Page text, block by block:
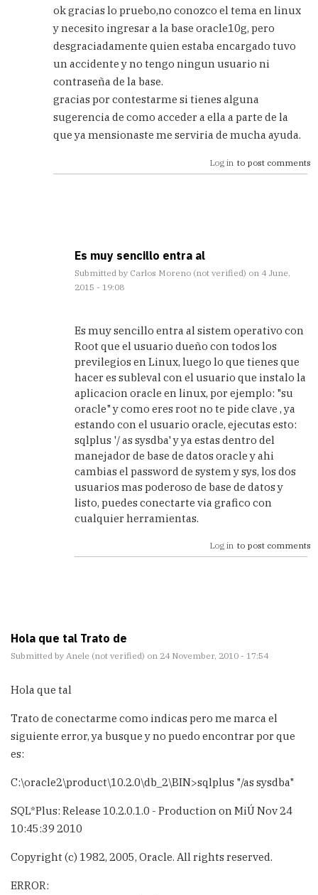
reply
No
sé
si
bien,
no
by
ok gracias lo pruebo,no conozco el tema en linux
y necesito ingresar a la base oracle10g, pero
desgraciadamente quien estaba encargado tuvo
un accidente y no tengo ningun usuario ni
contraseña de la base.
gracias por contestarme si tienes alguna
sugerencia de como acceder a ella a parte de la
que ya mensionaste me serviria de mucha ayuda.
Log in to post comments
Es muy sencillo entra al
Submitted by Carlos Moreno (not verified) on 4 June,
2015 - 19:08
reply
to
gracias
lo
pruebo,no
by
Anonimo
(not
verified)
Es muy sencillo entra al sistem operativo con
Root que el usuario dueño con todos los
previlegios en Linux, luego lo que tienes que
hacer es subleval con el usuario que instalo la
aplicacion oracle en linux, por ejemplo: "su
oracle" y como eres root no te pide clave , ya
estando con el usuario oracle, ejecutas esto:
sqlplus '/ as sysdba' y ya estas dentro del
manejador de base de datos oracle y ahi
cambias el password de system y sys, los dos
usuarios mas poderoso de base de datos y
listo, puedes conectarte via grafico con
cualquier herramientas.
Log in to post comments
Hola que tal Trato de
Submitted by Anele (not verified) on 24 November, 2010 - 17:54
Hola que tal
Trato de conectarme como indicas pero me marca el
siguiente error, ya busque y no puedo encontrar por que
es:
C:\oracle2\product\10.2.0\db_2\BIN>sqlplus "/as sysdba"
SQL*Plus: Release 10.2.0.1.0 - Production on MiÚ Nov 24
10:45:39 2010
Copyright (c) 1982, 2005, Oracle. All rights reserved.
ERROR: